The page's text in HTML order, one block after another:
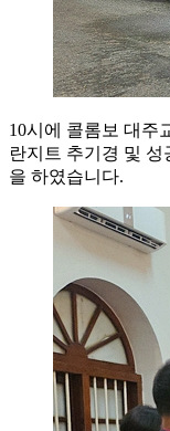
10시에 콜롬보 대주
란지트 추기경 및 성
을 하였습니다.